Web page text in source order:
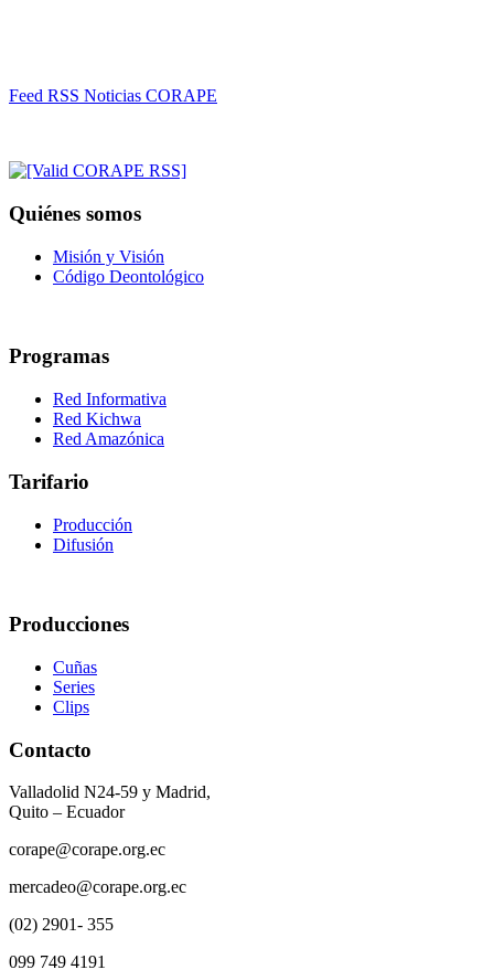
Feed RSS Noticias CORAPE
Quiénes somos
Misión y Visión
Código Deontológico
Programas
Red Informativa
Red Kichwa
Red Amazónica
Tarifario
Producción
Difusión
Producciones
Cuñas
Series
Clips
Contacto
Valladolid N24-59 y Madrid,
Quito – Ecuador
corape@corape.org.ec
mercadeo@corape.org.ec
(02) 2901- 355
099 749 4191